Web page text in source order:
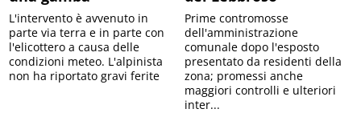
L'intervento è avvenuto in
parte via terra e in parte con
l'elicottero a causa delle
condizioni meteo. L'alpinista
non ha riportato gravi ferite
Prime contromosse
dell'amministrazione
comunale dopo l'esposto
presentato da residenti della
zona; promessi anche
maggiori controlli e ulteriori
inter...